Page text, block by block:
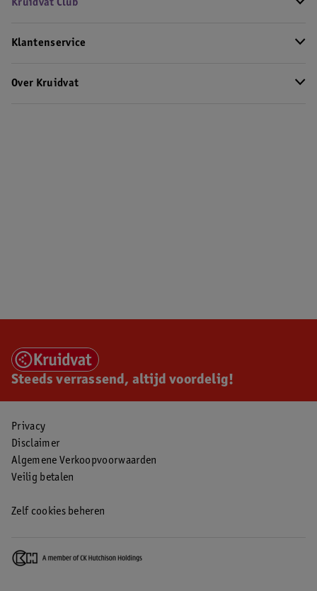
Kruidvat Club
Klantenservice
Over Kruidvat
Steeds verrassend, altijd voordelig!
Privacy
Disclaimer
Algemene Verkoopvoorwaarden
Veilig betalen
Zelf cookies beheren